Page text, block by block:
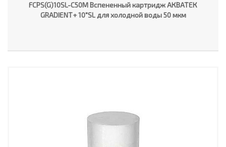
FCPS(G)10SL-C50M Вспененный картридж АКВАТЕК
GRADIENT+ 10"SL для холодной воды 50 мкм